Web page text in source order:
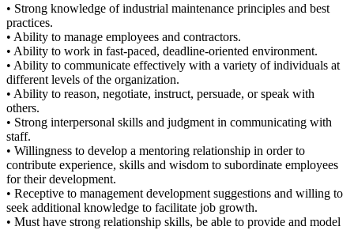
• Strong knowledge of industrial maintenance principles and best
practices.
• Ability to manage employees and contractors.
• Ability to work in fast-paced, deadline-oriented environment.
• Ability to communicate effectively with a variety of individuals at
different levels of the organization.
• Ability to reason, negotiate, instruct, persuade, or speak with
others.
• Strong interpersonal skills and judgment in communicating with
staff.
• Willingness to develop a mentoring relationship in order to
contribute experience, skills and wisdom to subordinate employees
for their development.
• Receptive to management development suggestions and willing to
seek additional knowledge to facilitate job growth.
• Must have strong relationship skills, be able to provide and model